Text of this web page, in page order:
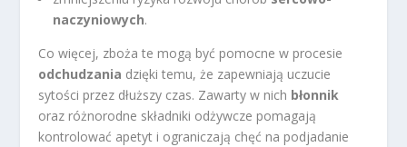
naczyniowych.
Co więcej, zboża te mogą być pomocne w procesie
odchudzania dzięki temu, że zapewniają uczucie
sytości przez dłuższy czas. Zawarty w nich błonnik
oraz różnorodne składniki odżywcze pomagają
kontrolować apetyt i ograniczają chęć na podjadanie